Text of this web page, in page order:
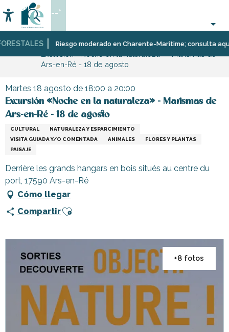
au
contenu
principal
Riesgo moderado en Charente-Maritime; consulta aquí
Accessibilité
Buscar
--°
Página Web
Organización
Actividades
Ocio
Eventos
Ars-en-Ré - 18 de agosto
Martes 18 agosto de 18:00 a 20:00
Excursión «Noche en la naturaleza» - Marismas de
Ars-en-Ré - 18 de agosto
CULTURAL
NATURALEZA Y ESPARCIMIENTO
VISITA GUIADA Y/O COMENTADA
ANIMALES
FLORES Y PLANTAS
PAISAJE
Derrière les grands hangars en bois situés au centre du
port, 17590 Ars-en-Ré
Cómo llegar
CompartirAjouter aux favoris
+8 fotos